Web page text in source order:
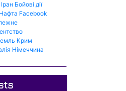
Іран Бойові дії
Нафта Facebook
Крим
Німеччина